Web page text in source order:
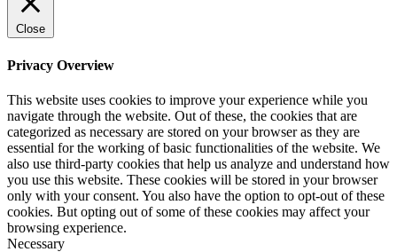
Close
Privacy Overview
This website uses cookies to improve your experience while you
navigate through the website. Out of these, the cookies that are
categorized as necessary are stored on your browser as they are
essential for the working of basic functionalities of the website. We
also use third-party cookies that help us analyze and understand how
you use this website. These cookies will be stored in your browser
only with your consent. You also have the option to opt-out of these
cookies. But opting out of some of these cookies may affect your
browsing experience.
Necessary